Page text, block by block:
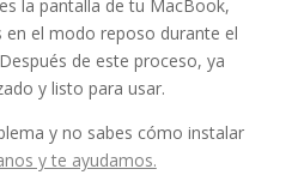
la pantalla de tu MacBook,
en el modo reposo durante el
de este proceso, ya
y listo para usar.
y no sabes cómo instalar
y te ayudamos.